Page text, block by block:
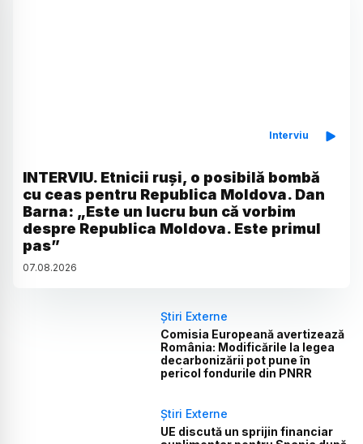
Interviu
INTERVIU. Etnicii ruși, o posibilă bombă
cu ceas pentru Republica Moldova. Dan
Barna: „Este un lucru bun că vorbim
despre Republica Moldova. Este primul
pas”
07.08.2026
Știri Externe
Comisia Europeană avertizează
România: Modificările la legea
decarbonizării pot pune în
pericol fondurile din PNRR
Știri Externe
UE discută un sprijin financiar